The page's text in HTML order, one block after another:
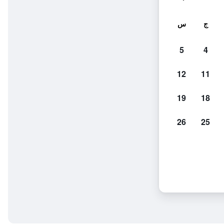
ج س
4
5
11
12
18
19
25
26